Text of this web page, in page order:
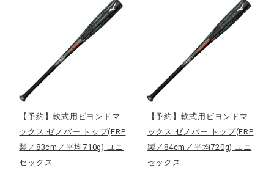
テニス／ソフトテニス
バドミントン
陸上競技
卓球
【予約】軟式用ビヨンドマ
ックス ゼノバー トップ(FRP
製／83cm／平均710g) ユニ
セックス
【予約】軟式用ビヨンドマ
ックス ゼノバー トップ(FRP
製／84cm／平均720g) ユニ
セックス